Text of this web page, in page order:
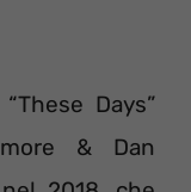
Days”
& Dan